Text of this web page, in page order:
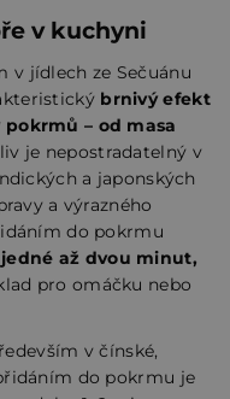
v kuchyni
v jídlech ze Sečuánu
brnivý efekt
– od masa
je nepostradatelný v
a japonských
a výrazného
do pokrmu
až dvou minut,
pro omáčku nebo
v čínské,
do pokrmu je